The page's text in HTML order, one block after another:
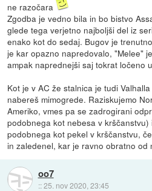
ne razočara
Zgodba je vedno bila in bo bistvo
glede tega verjetno najboljši del iz
enako kot do sedaj. Bugov je
je kar opazno napredovalo, "Melee"
ampak naprednejši saj tokrat ločeno
Kot je v AC že stalnica je tudi
nabereš mimogrede. Raziskujemo
Ameriko, vmes pa se zadrogirani
podobnega kot nebesa v
podobnega kot pekel v krščanstvu,
in zaledenel, kar je ravno obratno od
oo7
::25. nov 2020, 23:45